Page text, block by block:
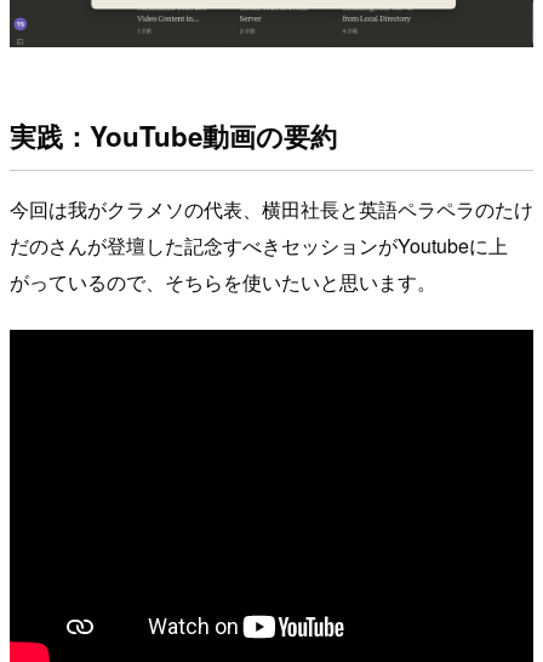
実践：YouTube動画の要約
今回は我がクラメソの代表、横田社長と英語ペラペラのたけ
だのさんが登壇した記念すべきセッションがYoutubeに上
がっているので、そちらを使いたいと思います。